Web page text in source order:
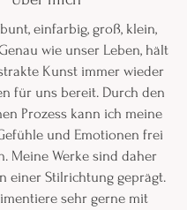
einfarbig, groß, klein,
wie unser Leben, hält
Kunst immer wieder
für uns bereit. Durch den
Prozess kann ich meine
und Emotionen frei
Meine Werke sind daher
einer Stilrichtung geprägt.
sehr gerne mit